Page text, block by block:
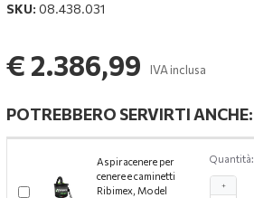
SKU: 08.438.031
€ 2.386,99 IVA inclusa
POTREBBERO SERVIRTI ANCHE:
Aspiracenere per
cenere e caminetti
Ribimex, Model
Quantità:
+